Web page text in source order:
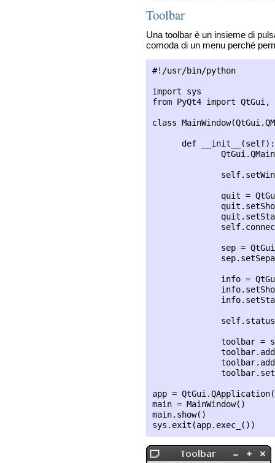
Toolbar
Una toolbar è un insieme di
comoda di un menu perché
#!/usr/bin/python
import sys
from PyQt4 import QtGui,
class
      def __init__(self):
quit =
sep =
info =
toolbar =
app =
main = MainWindow()
main.show()